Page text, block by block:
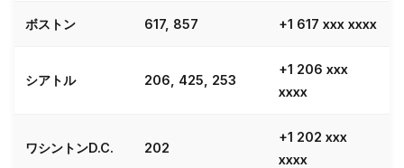
ボストン 617, 857 +1 617 xxx xxxx
シアトル 206, 425, 253
+1 206 xxx
xxxx
ワシントンD.C. 202
+1 202 xxx
xxxx